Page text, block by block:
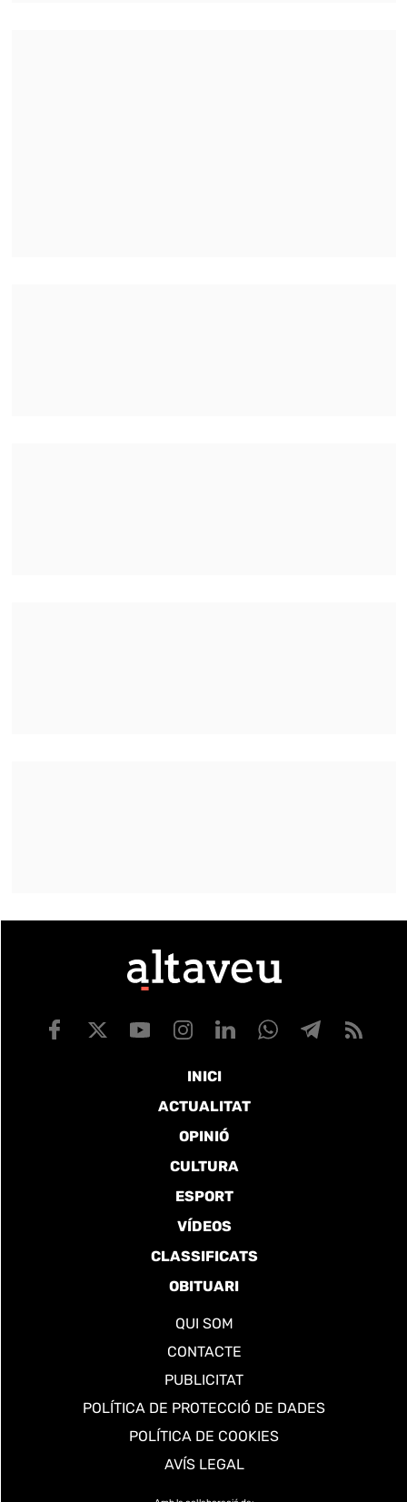
INICI
ACTUALITAT
OPINIÓ
CULTURA
ESPORT
VÍDEOS
CLASSIFICATS
OBITUARI
QUI SOM
CONTACTE
PUBLICITAT
POLÍTICA DE PROTECCIÓ DE DADES
POLÍTICA DE COOKIES
AVÍS LEGAL